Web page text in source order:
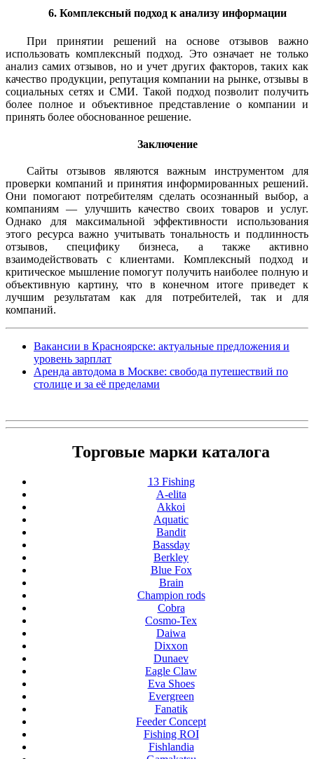
6. Комплексный подход к анализу информации
При принятии решений на основе отзывов важно
использовать комплексный подход. Это означает не только
анализ самих отзывов, но и учет других факторов, таких как
качество продукции, репутация компании на рынке, отзывы в
социальных сетях и СМИ. Такой подход позволит получить
более полное и объективное представление о компании и
принять более обоснованное решение.
Заключение
Сайты отзывов являются важным инструментом для
проверки компаний и принятия информированных решений.
Они помогают потребителям сделать осознанный выбор, а
компаниям — улучшить качество своих товаров и услуг.
Однако для максимальной эффективности использования
этого ресурса важно учитывать тональность и подлинность
отзывов, специфику бизнеса, а также активно
взаимодействовать с клиентами. Комплексный подход и
критическое мышление помогут получить наиболее полную и
объективную картину, что в конечном итоге приведет к
лучшим результатам как для потребителей, так и для
компаний.
Вакансии в Красноярске: актуальные предложения и
уровень зарплат
Аренда автодома в Москве: свобода путешествий по
столице и за её пределами
Торговые марки каталога
13 Fishing
A-elita
Akkoi
Aquatic
Bandit
Bassday
Berkley
Blue Fox
Brain
Champion rods
Cobra
Cosmo-Tex
Daiwa
Dixxon
Dunaev
Eagle Claw
Eva Shoes
Evergreen
Fanatik
Feeder Concept
Fishing ROI
Fishlandia